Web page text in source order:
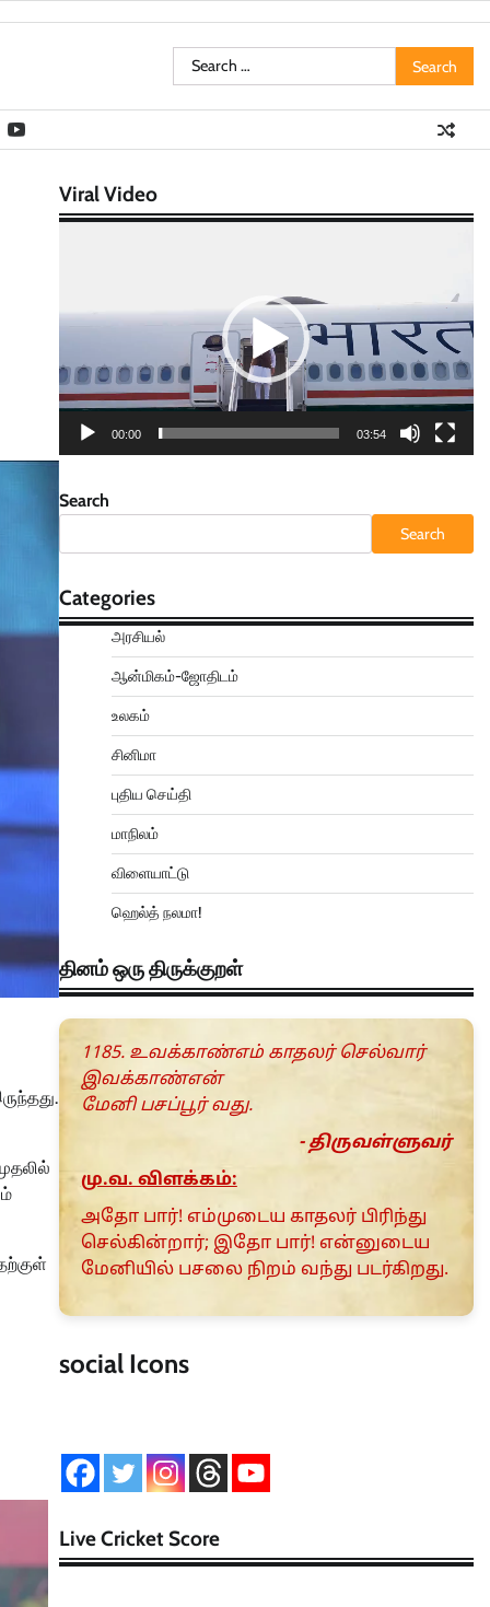
Search
for:
Viral Video
00:00 03:54
Search
Search
Categories
அரசியல்
ஆன்மிகம்-ஜோதிடம்
உலகம்
சினிமா
புதிய செய்தி
மாநிலம்
விளையாட்டு
ஹெல்த் நலமா!
தினம் ஒரு திருக்குறள்
1185. உவக்காண்எம் காதலர் செல்வார்
இவக்காண்என்
மேனி பசப்பூர் வது.
- திருவள்ளுவர்
மு.வ. விளக்கம்:
அதோ பார்! எம்முடைய காதலர் பிரிந்து
செல்கின்றார்; இதோ பார்! என்னுடைய
மேனியில் பசலை நிறம் வந்து படர்கிறது.
social Icons
Live Cricket Score